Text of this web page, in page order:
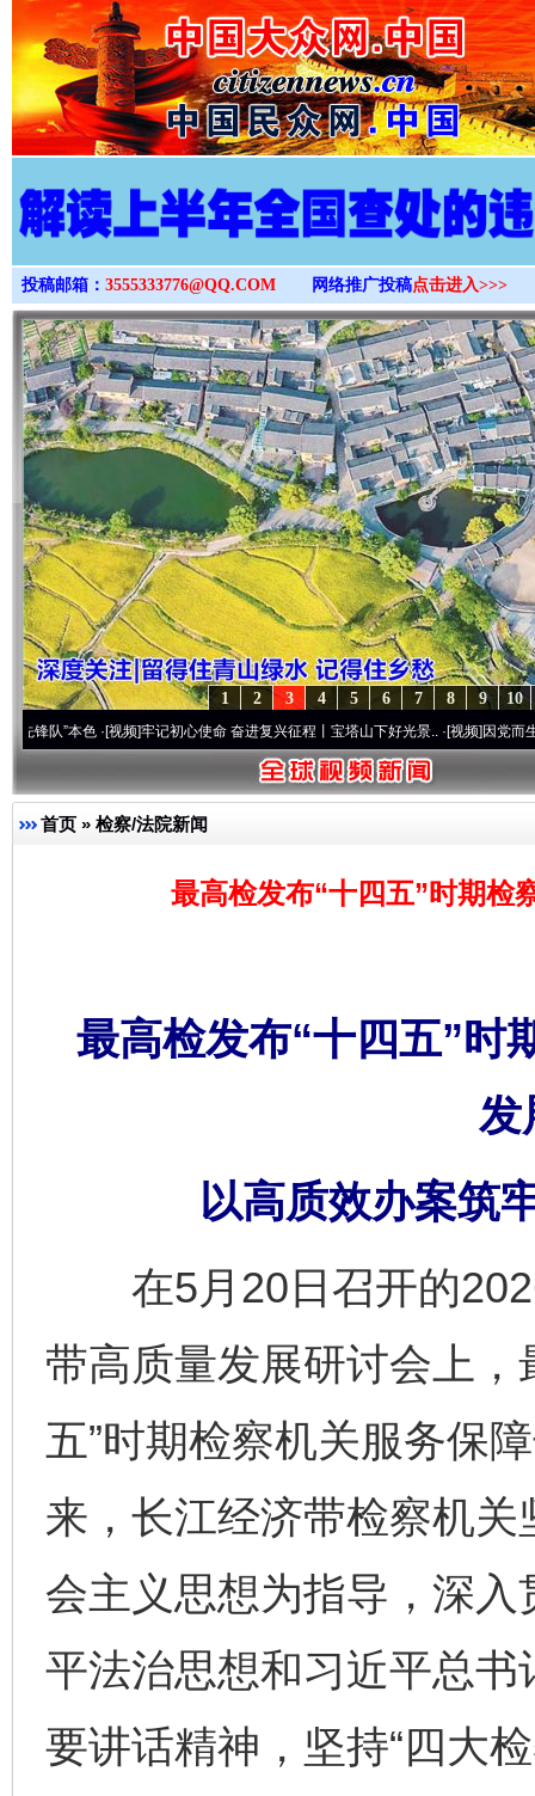
>
投稿邮箱： 3555333776@QQ.COM 网络推广投稿点击进入>>>
10
9
8
7
6
5
4
3
2
1
·[视频]牢记初心使命 奋进复兴征程丨宝塔山下好光景..·[视频]因党而生 为党而
首页 » 检察/法院新闻
最高检发布“十四五”时期检
最高检发布“十四五”时
发
以高质效办案筑
在5月20日召开的
带高质量发展研讨会上，
五”时期检察机关服务保
来，长江经济带检察机
会主义思想为指导，深
平法治思想和习近平总
要讲话精神，坚持“四大